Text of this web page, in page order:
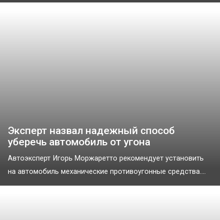
Эксперт назвал надежный способ
уберечь автомобиль от угона
Автоэксперт Игорь Моржаретто рекомендует установить
на автомобиль механические противоугонные средства....